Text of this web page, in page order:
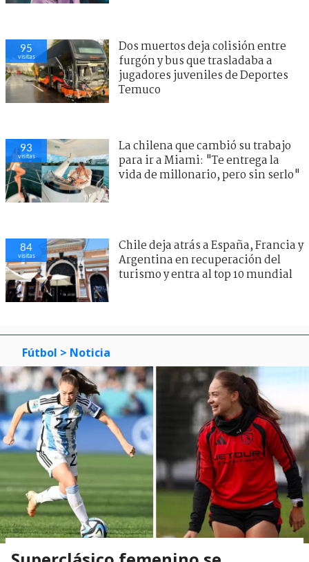
95
visitas
Dos muertos deja colisión entre
furgón y bus que trasladaba a
jugadores juveniles de Deportes
Temuco
93
visitas
La chilena que cambió su trabajo
para ir a Miami: "Te entrega la
vida de millonario, pero sin serlo"
84
visitas
Chile deja atrás a España, Francia y
Argentina en recuperación del
turismo y entra al top 10 mundial
Fútbol > Noticia